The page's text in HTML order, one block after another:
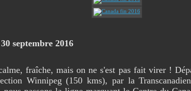
septembre 2016
fraîche, mais on ne s'est pas fait virer !
Winnipeg (150 kms), par la